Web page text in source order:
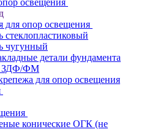
освещения
для опор освещения
стеклопластиковый
чугунный
детали фундамента
ЗДФ/ФМ
для опор освещения
конические ОГК (не